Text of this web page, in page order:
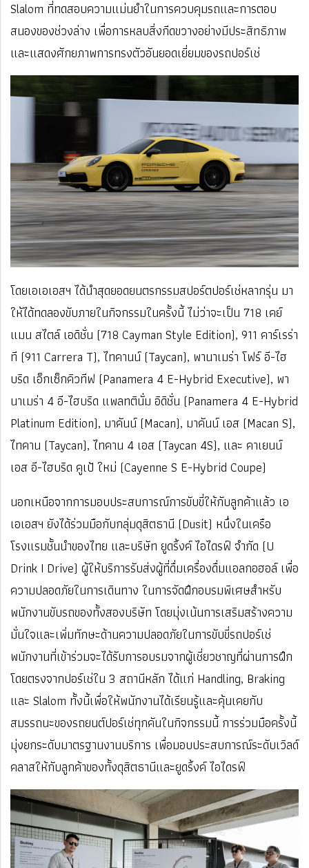
Slalom ที่ทดสอบความแม่นยำในการควบคุมรถและการตอบ
สนองของช่วงล่าง เพื่อการหลบสิ่งกีดขวางอย่างมีประสิทธิภาพ
และแสดงศักยภาพการทรงตัวอันยอดเยี่ยมของรถปอร์เช่
โดยเอเอเอสฯ ได้นำสุดยอดยนตรกรรมสปอร์ตปอร์เช่หลากรุ่น มา
ให้ได้ทดลองขับภายในกิจกรรมในครั้งนี้ ไม่ว่าจะเป็น 718 เคย์
แมน สไตล์ เอดิชั่น (718 Cayman Style Edition), 911 คาร์เรร่า
ที (911 Carrera T), ไทคานน์ (Taycan), พานาเมร่า โฟร์ อี-ไฮ
บริด เอ็กเซ็กคิวทีฟ (Panamera 4 E-Hybrid Executive), พา
นาเมร่า 4 อี-ไฮบริด แพลทตินั่ม อิดิชั่น (Panamera 4 E-Hybrid
Platinum Edition), มาคันน์ (Macan), มาคันน์ เอส (Macan S),
ไทคาน (Taycan), ไทคาน 4 เอส (Taycan 4S), และ คาเยนน์
เอส อี-ไฮบริด คูเป้ ใหม่ (Cayenne S E-Hybrid Coupe)
นอกเหนือจากการมอบประสบการณ์การขับขี่ให้กับลูกค้าแล้ว เอ
เอเอสฯ ยังได้ร่วมมือกับกลุ่มดุสิตธานี (Dusit) หนึ่งในเครือ
โรงแรมชั้นนำของไทย และบริษัท ยูดริ้งค์ ไอไดรฟ์ จำกัด (U
Drink I Drive) ผู้ให้บริการรับส่งผู้ที่ดื่มเครื่องดื่มแอลกอฮอล์ เพื่อ
ความปลอดภัยในการเดินทาง ในการจัดฝึกอบรมพิเศษสำหรับ
พนักงานขับรถของทั้งสองบริษัท โดยมุ่งเน้นการเสริมสร้างความ
มั่นใจและเพิ่มทักษะด้านความปลอดภัยในการขับขี่รถปอร์เช่
พนักงานที่เข้าร่วมจะได้รับการอบรมจากผู้เชี่ยวชาญที่ผ่านการฝึก
โดยตรงจากปอร์เช่ใน 3 สถานีหลัก ได้แก่ Handling, Braking
และ Slalom ทั้งนี้เพื่อให้พนักงานได้เรียนรู้และคุ้นเคยกับ
สมรรถนะของรถยนต์ปอร์เช่ทุกคันในกิจกรรมนี้ การร่วมมือครั้งนี้
มุ่งยกระดับมาตรฐานงานบริการ เพื่อมอบประสบการณ์ระดับเวิลด์
คลาสให้กับลูกค้าของทั้งดุสิตธานีและยูดริ้งค์ ไอไดรฟ์